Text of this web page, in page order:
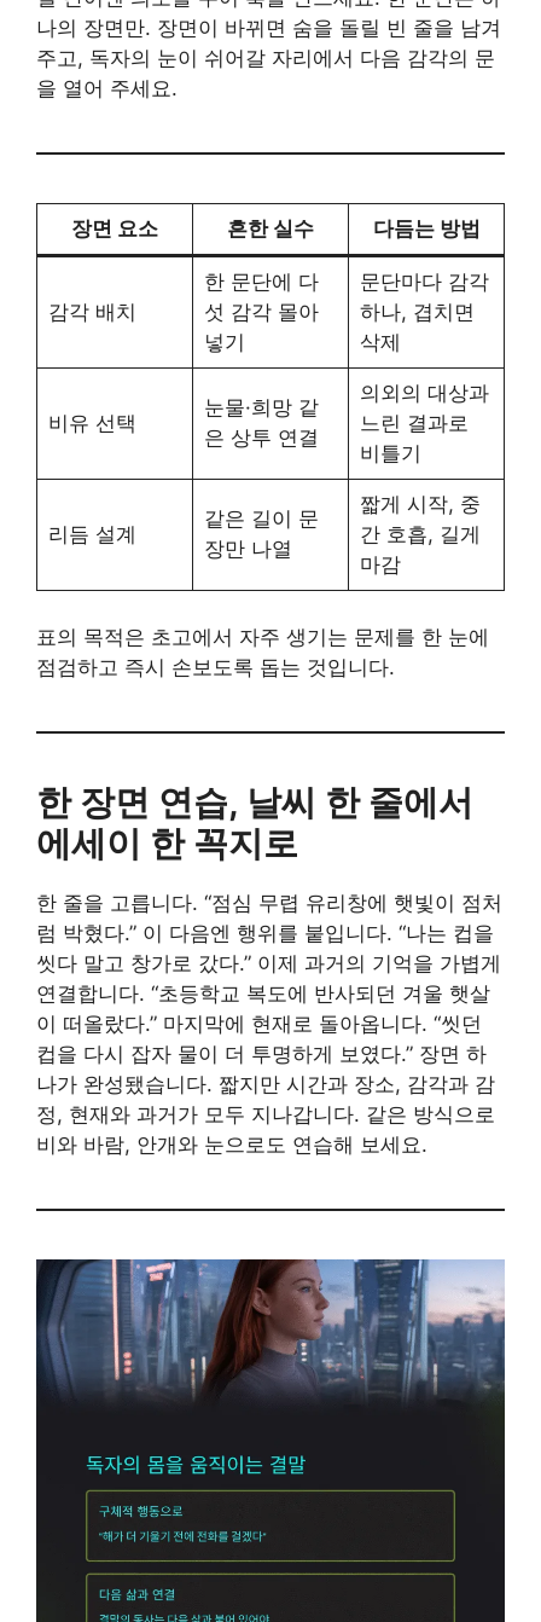
나의 장면만. 장면이 바뀌면 숨을 돌릴 빈 줄을 남겨
주고, 독자의 눈이 쉬어갈 자리에서 다음 감각의 문
을 열어 주세요.
장면 요소 흔한 실수 다듬는 방법
감각 배치
한 문단에 다
섯 감각 몰아
넣기
문단마다 감각
하나, 겹치면
삭제
비유 선택
눈물·희망 같
은 상투 연결
의외의 대상과
느린 결과로
비틀기
리듬 설계
같은 길이 문
장만 나열
짧게 시작, 중
간 호흡, 길게
마감
표의 목적은 초고에서 자주 생기는 문제를 한 눈에
점검하고 즉시 손보도록 돕는 것입니다.
한 장면 연습, 날씨 한 줄에서
에세이 한 꼭지로
한 줄을 고릅니다. “점심 무렵 유리창에 햇빛이 점처
럼 박혔다.” 이 다음엔 행위를 붙입니다. “나는 컵을
씻다 말고 창가로 갔다.” 이제 과거의 기억을 가볍게
연결합니다. “초등학교 복도에 반사되던 겨울 햇살
이 떠올랐다.” 마지막에 현재로 돌아옵니다. “씻던
컵을 다시 잡자 물이 더 투명하게 보였다.” 장면 하
나가 완성됐습니다. 짧지만 시간과 장소, 감각과 감
정, 현재와 과거가 모두 지나갑니다. 같은 방식으로
비와 바람, 안개와 눈으로도 연습해 보세요.